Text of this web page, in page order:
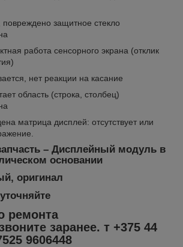
защитное стекло
работа сенсорного экрана (отклик
нет реакции на касание
область (строка, столбец)
дисплей: отсутствует или
– Дисплейный модуль в
основании
оригинал
ремонта
заранее. т +375 44
9606448